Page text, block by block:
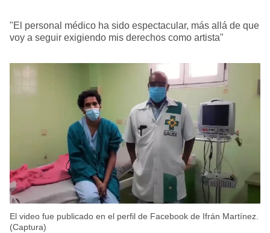
"El personal médico ha sido espectacular, más allá de que
voy a seguir exigiendo mis derechos como artista"
El video fue publicado en el perfil de Facebook de Ifrán Martínez.
(Captura)